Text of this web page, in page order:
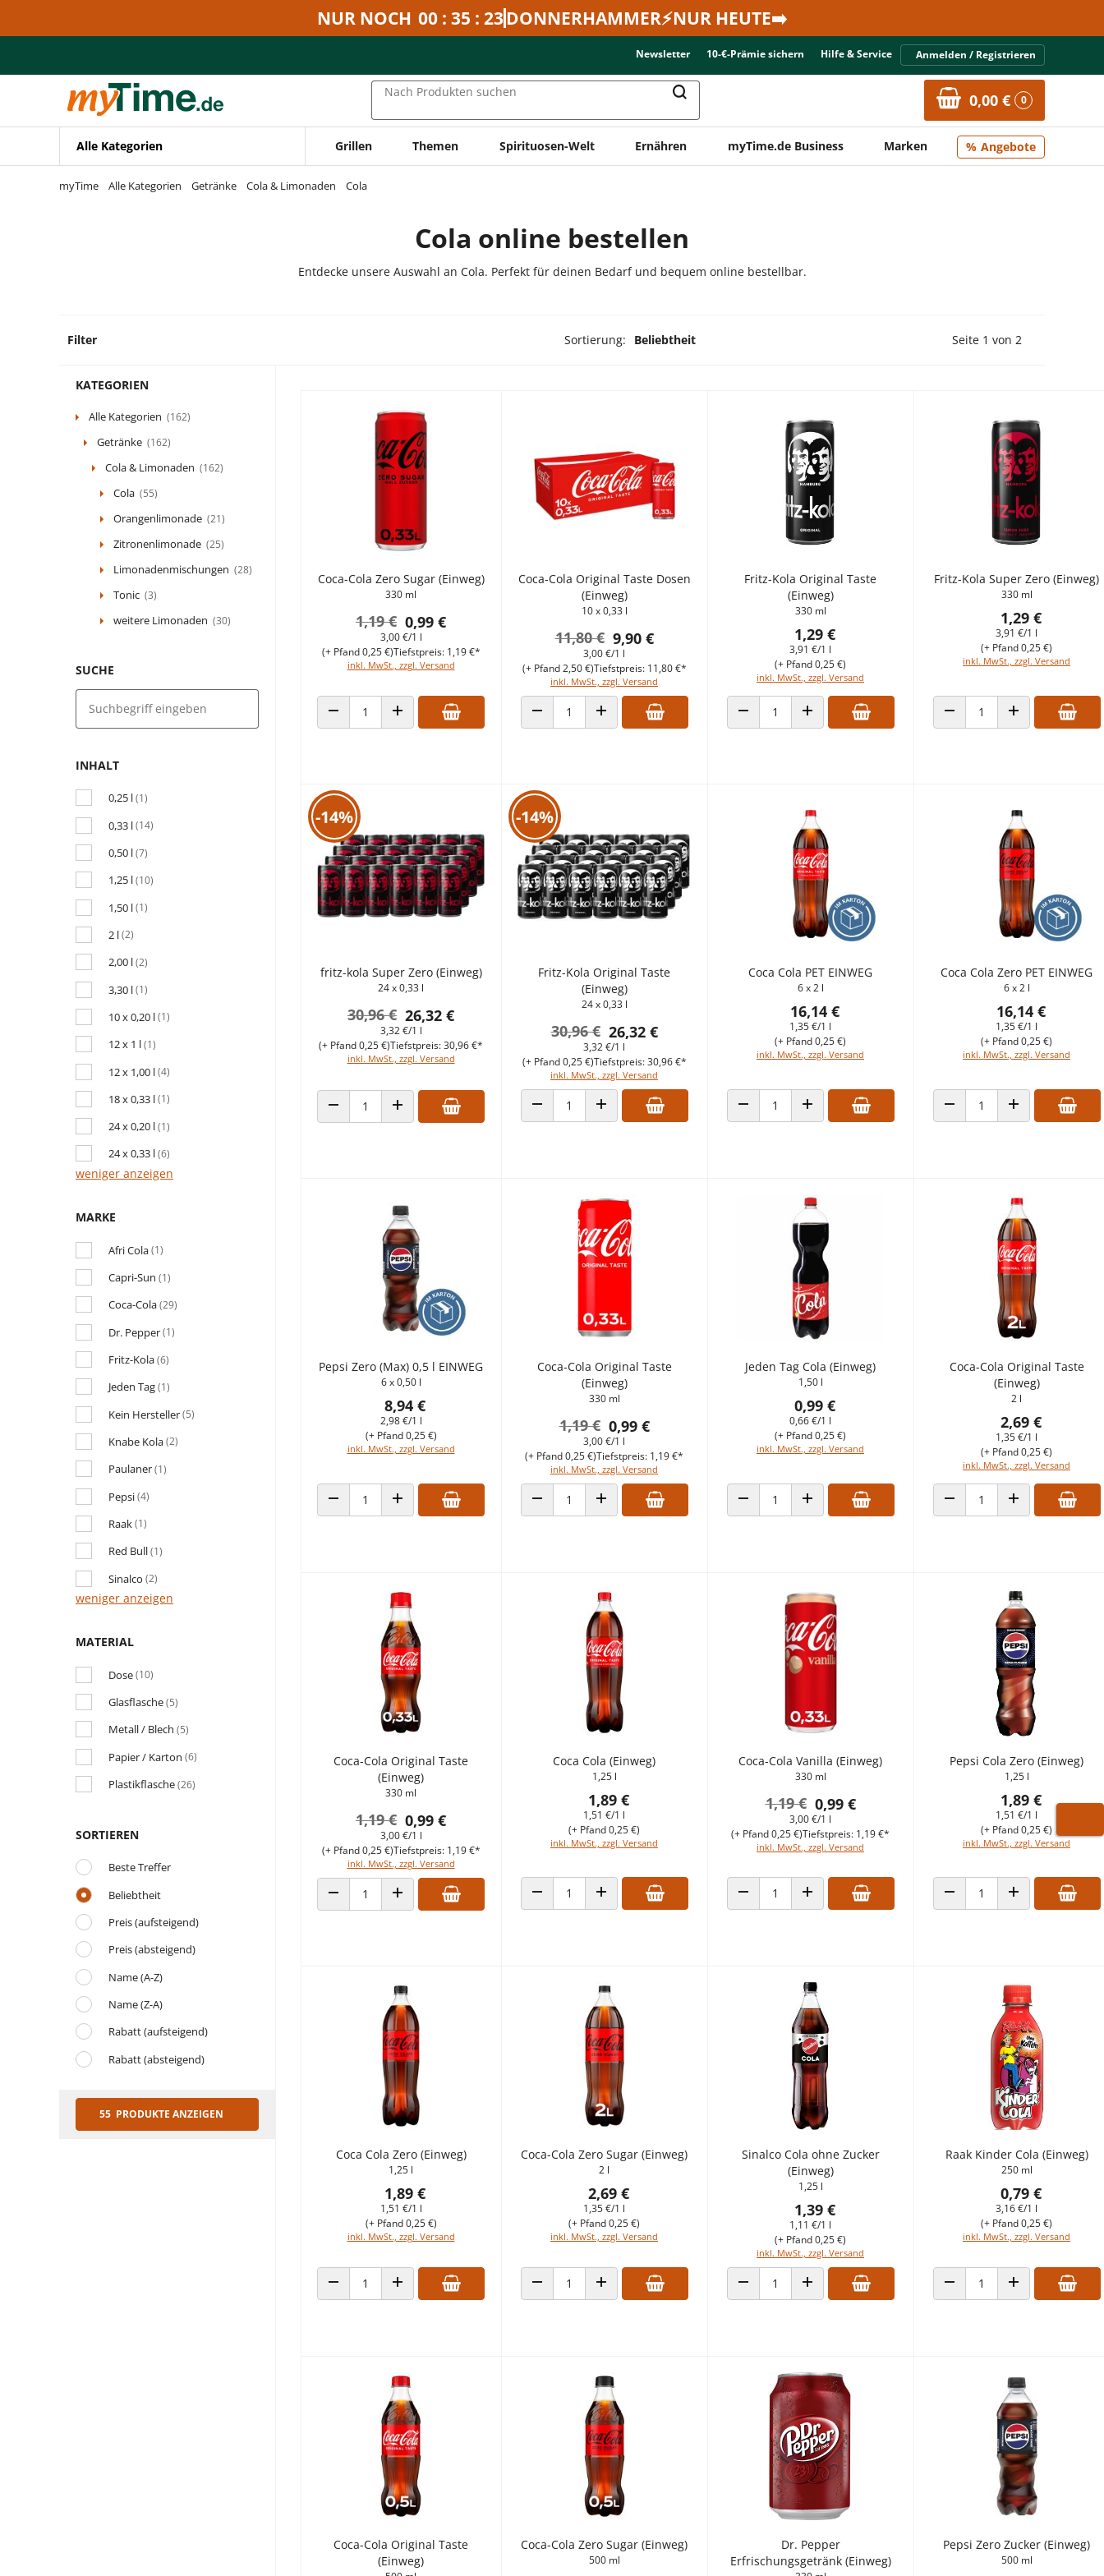
Zur Navigation springen
NUR NOCH 00 : 35 : 23DONNERHAMMER⚡NUR HEUTE➡️
Newsletter 10-€-Prämie sichern Hilfe & Service Anmelden / Registrieren
Nach Produkten suchen 0,00 € 0
Alle Kategorien Grillen Themen Spirituosen-Welt Ernähren myTime.de Business Marken Angebote
myTime Alle Kategorien Getränke Cola & Limonaden Cola
Cola online bestellen
Entdecke unsere Auswahl an Cola. Perfekt für deinen Bedarf und bequem online bestellbar.
Filter Sortierung: Beliebtheit Vorherige Seite
Seite 1 von 2
KATEGORIEN
Alle Kategorien (162)
Getränke (162)
Cola & Limonaden (162)
Cola (55)
Orangenlimonade (21)
Zitronenlimonade (25)
Limonadenmischungen (28)
Tonic (3)
weitere Limonaden (30)
SUCHE
INHALT
0,25 l(1)
0,33 l(14)
0,50 l(7)
1,25 l(10)
1,50 l(1)
2 l(2)
2,00 l(2)
3,30 l(1)
10 x 0,20 l(1)
12 x 1 l(1)
12 x 1,00 l(4)
18 x 0,33 l(1)
24 x 0,20 l(1)
24 x 0,33 l(6)
weniger anzeigen
MARKE
Afri Cola(1)
Capri-Sun (1)
Coca-Cola(29)
Dr. Pepper(1)
Fritz-Kola(6)
Jeden Tag(1)
Kein Hersteller(5)
Knabe Kola(2)
Paulaner(1)
Pepsi(4)
Raak(1)
Red Bull(1)
Sinalco (2)
weniger anzeigen
MATERIAL
Dose(10)
Glasflasche(5)
Metall / Blech (5)
Papier / Karton (6)
Plastikflasche(26)
SORTIEREN
Beste Treffer
Beliebtheit
Preis (aufsteigend)
Preis (absteigend)
Name (A-Z)
Name (Z-A)
Rabatt (aufsteigend)
Rabatt (absteigend)
55 PRODUKTE ANZEIGEN
Coca-Cola Zero Sugar (Einweg)
330 ml
0,99 €
1,19 €
3,00 €/1 l
inkl. MwSt., zzgl. Versand
(+ Pfand 0,25 €)Tiefstpreis: 1,19 €*
ANZAHL VERRINGERNANZAHL ERHÖHEN
Coca-Cola Original Taste Dosen
(Einweg)
10 x 0,33 l
9,90 €
11,80 €
3,00 €/1 l
inkl. MwSt., zzgl. Versand
(+ Pfand 2,50 €)Tiefstpreis: 11,80 €*
ANZAHL VERRINGERNANZAHL ERHÖHEN
Fritz-Kola Original Taste
(Einweg)
330 ml
1,29 €
3,91 €/1 l
inkl. MwSt., zzgl. Versand
(+ Pfand 0,25 €)
ANZAHL VERRINGERNANZAHL ERHÖHEN
Fritz-Kola Super Zero (Einweg)
330 ml
1,29 €
3,91 €/1 l
inkl. MwSt., zzgl. Versand
(+ Pfand 0,25 €)
ANZAHL VERRINGERNANZAHL ERHÖHEN
-14%
fritz-kola Super Zero (Einweg)
24 x 0,33 l
26,32 €
30,96 €
3,32 €/1 l
inkl. MwSt., zzgl. Versand
(+ Pfand 0,25 €)Tiefstpreis: 30,96 €*
ANZAHL VERRINGERNANZAHL ERHÖHEN
-14%
Fritz-Kola Original Taste
(Einweg)
24 x 0,33 l
26,32 €
30,96 €
3,32 €/1 l
inkl. MwSt., zzgl. Versand
(+ Pfand 0,25 €)Tiefstpreis: 30,96 €*
ANZAHL VERRINGERNANZAHL ERHÖHEN
Coca Cola PET EINWEG
6 x 2 l
16,14 €
1,35 €/1 l
inkl. MwSt., zzgl. Versand
(+ Pfand 0,25 €)
ANZAHL VERRINGERNANZAHL ERHÖHEN
Coca Cola Zero PET EINWEG
6 x 2 l
16,14 €
1,35 €/1 l
inkl. MwSt., zzgl. Versand
(+ Pfand 0,25 €)
ANZAHL VERRINGERNANZAHL ERHÖHEN
Pepsi Zero (Max) 0,5 l EINWEG
6 x 0,50 l
8,94 €
2,98 €/1 l
inkl. MwSt., zzgl. Versand
(+ Pfand 0,25 €)
ANZAHL VERRINGERNANZAHL ERHÖHEN
Coca-Cola Original Taste
(Einweg)
330 ml
0,99 €
1,19 €
3,00 €/1 l
inkl. MwSt., zzgl. Versand
(+ Pfand 0,25 €)Tiefstpreis: 1,19 €*
ANZAHL VERRINGERNANZAHL ERHÖHEN
Jeden Tag Cola (Einweg)
1,50 l
0,99 €
0,66 €/1 l
inkl. MwSt., zzgl. Versand
(+ Pfand 0,25 €)
ANZAHL VERRINGERNANZAHL ERHÖHEN
Coca-Cola Original Taste
(Einweg)
2 l
2,69 €
1,35 €/1 l
inkl. MwSt., zzgl. Versand
(+ Pfand 0,25 €)
ANZAHL VERRINGERNANZAHL ERHÖHEN
Coca-Cola Original Taste
(Einweg)
330 ml
0,99 €
1,19 €
3,00 €/1 l
inkl. MwSt., zzgl. Versand
(+ Pfand 0,25 €)Tiefstpreis: 1,19 €*
ANZAHL VERRINGERNANZAHL ERHÖHEN
Coca Cola (Einweg)
1,25 l
1,89 €
1,51 €/1 l
inkl. MwSt., zzgl. Versand
(+ Pfand 0,25 €)
ANZAHL VERRINGERNANZAHL ERHÖHEN
Coca-Cola Vanilla (Einweg)
330 ml
0,99 €
1,19 €
3,00 €/1 l
inkl. MwSt., zzgl. Versand
(+ Pfand 0,25 €)Tiefstpreis: 1,19 €*
ANZAHL VERRINGERNANZAHL ERHÖHEN
Pepsi Cola Zero (Einweg)
1,25 l
1,89 €
1,51 €/1 l
inkl. MwSt., zzgl. Versand
(+ Pfand 0,25 €)
ANZAHL VERRINGERNANZAHL ERHÖHEN
Coca Cola Zero (Einweg)
1,25 l
1,89 €
1,51 €/1 l
inkl. MwSt., zzgl. Versand
(+ Pfand 0,25 €)
ANZAHL VERRINGERNANZAHL ERHÖHEN
Coca-Cola Zero Sugar (Einweg)
2 l
2,69 €
1,35 €/1 l
inkl. MwSt., zzgl. Versand
(+ Pfand 0,25 €)
ANZAHL VERRINGERNANZAHL ERHÖHEN
Sinalco Cola ohne Zucker
(Einweg)
1,25 l
1,39 €
1,11 €/1 l
inkl. MwSt., zzgl. Versand
(+ Pfand 0,25 €)
ANZAHL VERRINGERNANZAHL ERHÖHEN
Raak Kinder Cola (Einweg)
250 ml
0,79 €
3,16 €/1 l
inkl. MwSt., zzgl. Versand
(+ Pfand 0,25 €)
ANZAHL VERRINGERNANZAHL ERHÖHEN
Coca-Cola Original Taste
(Einweg)
Coca-Cola Zero Sugar (Einweg)
500 ml
Dr. Pepper
Erfrischungsgetränk (Einweg)
Pepsi Zero Zucker (Einweg)
500 ml